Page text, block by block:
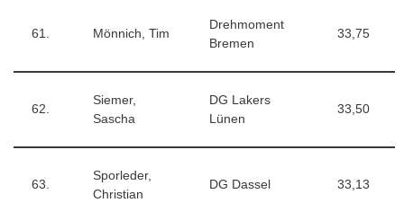
61. Mönnich, Tim
Drehmoment
Bremen
33,75
62.
Siemer,
Sascha
DG Lakers
Lünen
33,50
63.
Sporleder,
Christian
DG Dassel 33,13